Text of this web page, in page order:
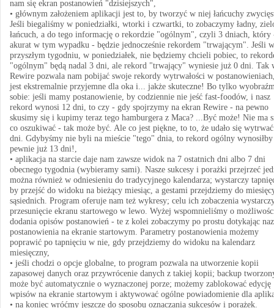
nam się ekran postanowień "dzisiejszych",
• głównym założeniem aplikacji jest to, by tworzyć w niej łańcuchy
Jeśli biegaliśmy w poniedziałki, wtorki i czwartki, to zobaczymy ładny,
łańcuch, a do tego informację o rekordzie "ogólnym", czyli 3 dniach, który
akurat w tym wypadku - będzie jednocześnie rekordem "trwającym". Jeśli w
przyszłym tygodniu, w poniedziałek, nie będziemy chcieli pobiec, to
"ogólnym" będą nadal 3 dni, ale rekord "trwający" wyniesie już 0 dni. Tak
Rewire pozwala nam pobijać swoje rekordy wytrwałości w
jest ekstremalnie przyjemne dla oka i... jakże skuteczne! Bo tylko
sobie: jeśli mamy postanowienie, by codziennie nie jeść fast-foodów, i nasz
rekord wynosi 12 dni, to czy - gdy spojrzymy na ekran Rewire - na pewno
skusimy się i kupimy teraz tego hamburgera z Maca? ...Być może! Nie ma
co oszukiwać - tak może być. Ale co jest piękne, to to, że udało się
dni. Gdybyśmy nie byli na mieście "tego" dnia, to rekord ogólny wynosiłby
pewnie już 13 dni!,
• aplikacja na starcie daje nam zawsze widok na 7 ostatnich dni albo 7 dni
obecnego tygodnia (wybieramy sami). Nasze sukcesy i porażki przejrzeć
można również w odniesieniu do tradycyjnego kalendarza; wystarczy
by przejść do widoku na bieżący miesiąc, a gestami przejdziemy do
sąsiednich. Program oferuje nam też wykresy; celu ich zobaczenia
przesunięcie ekranu startowego w lewo. Wyżej wspomnieliśmy o
dodania opisów postanowień - te z kolei zobaczymy po prostu dotykając
postanowienia na ekranie startowym. Parametry postanowienia możemy
poprawić po tapnięciu w nie, gdy przejdziemy do widoku na kalendarz
miesięczny,
• jeśli chodzi o opcje globalne, to program pozwala na utworzenie kopii
zapasowej danych oraz przywrócenie danych z takiej kopii; backup
może być automatycznie o wyznaczonej porze; możemy zablokować edycję
wpisów na ekranie startowym i aktywować ogólne powiadomienie dla
• na koniec wróćmy jeszcze do sposobu oznaczania sukcesów i porażek.